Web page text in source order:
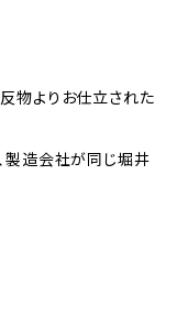
物よりお仕立された
製造会社が同じ堀井